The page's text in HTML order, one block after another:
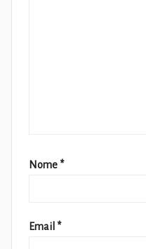
Nome *
Email *